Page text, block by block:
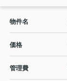
物件名
価格
管理費